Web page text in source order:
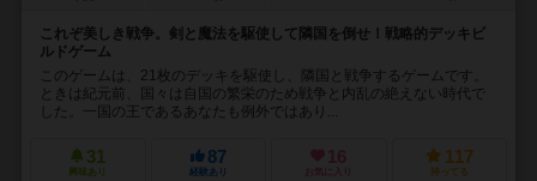
これぞ美しき戦争。剣と魔法を駆使して隣国を倒せ！戦略的デッキビ
ルドゲーム
このゲームは、21枚のデッキを駆使し、隣国と戦争するゲームです。
ときは紀元前、国々は自国の繁栄のため戦争と内乱の絶えない時代で
した。一国の王であるあなたも例外ではあり...
31
興味あり
87
経験あり
16
お気に入り
117
持ってる